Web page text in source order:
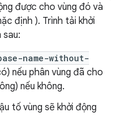
được cho vùng đó và
định ). Trình tải khởi
sau:
name-without-
nếu phân vùng đã cho
nếu không.
tố vùng sẽ khởi động